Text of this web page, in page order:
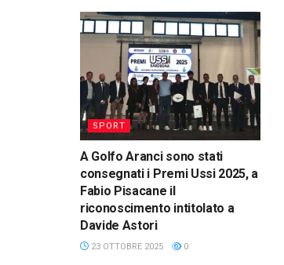
SPORT
A Golfo Aranci sono stati
consegnati i Premi Ussi 2025, a
Fabio Pisacane il
riconoscimento intitolato a
Davide Astori
23 OTTOBRE 2025 0